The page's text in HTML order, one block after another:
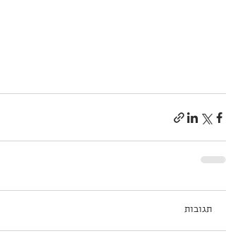
תגובות